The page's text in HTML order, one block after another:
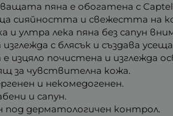
пяна е обогатена с
сияйността и свежестта на
и ултра лека пяна без сапун
с блясък и създава
изцяло почистена и изглежда
за чувствителна кожа.
и некомедогенен.
и сапун.
под дерматологичен контрол.